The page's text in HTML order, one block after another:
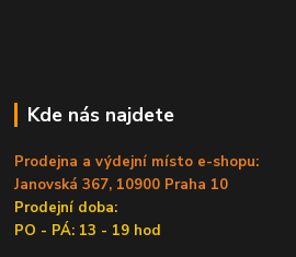
Kde nás najdete
Prodejna a výdejní místo e-shopu:
Janovská 367, 10900 Praha 10
Prodejní doba:
PO - PÁ: 13 - 19 hod